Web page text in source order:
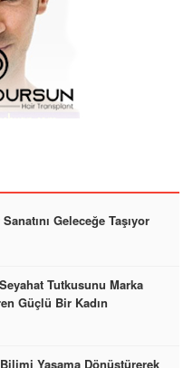
Geleceğe Taşıyor
Tutkusunu Marka
Güçlü Bir Kadın
Yaşama Dönüştürerek